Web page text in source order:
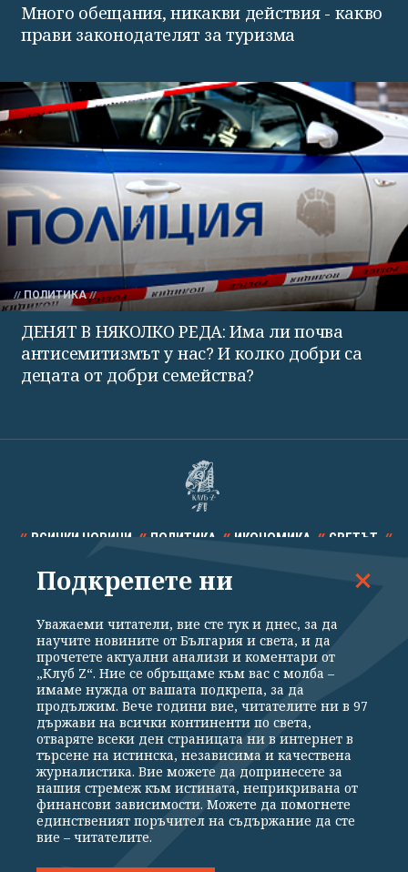
Много обещания, никакви действия - какво
прави законодателят за туризма
ПОЛИТИКА
ДЕНЯТ В НЯКОЛКО РЕДА: Има ли почва
антисемитизмът у нас? И колко добри са
децата от добри семейства?
ВСИЧКИ НОВИНИ ПОЛИТИКА ИКОНОМИКА СВЕТЪТ
СПОРТ КУЛТУРА ТЕХНОЛОГИИ КАЛЕЙДОСКОП
Общи условия
Политика за поверителност
Реклама
Партньори Контакти
За Клуб Z
Екип
Подкрепете ни
Издател на www.clubz.bg е „Клуб Зебра Медия“ ЕООД, София, ул. "Алеко
Константинов" 3. Всички права запазени 2026 „Клуб Зебра Медия“
Препечатването на материали, снимки и видео от www.clubz.bg без
Подкрепете ни
Уважаеми читатели, вие сте тук и днес, за да
научите новините от България и света, и да
прочетете актуални анализи и коментари от
„Клуб Z“. Ние се обръщаме към вас с молба –
имаме нужда от вашата подкрепа, за да
продължим. Вече години вие, читателите ни в 97
държави на всички континенти по света,
отваряте всеки ден страницата ни в интернет в
търсене на истинска, независима и качествена
журналистика. Вие можете да допринесете за
нашия стремеж към истината, неприкривана от
финансови зависимости. Можете да помогнете
единственият поръчител на съдържание да сте
вие – читателите.